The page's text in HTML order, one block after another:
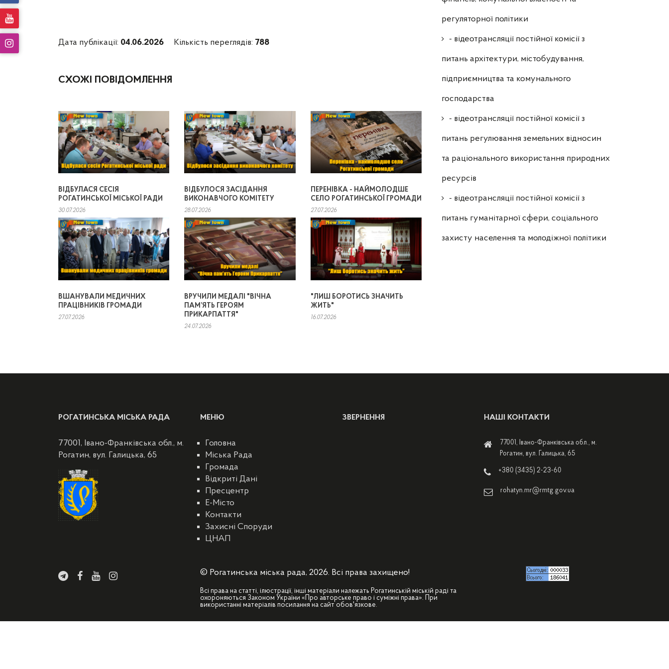
регуляторної політики
- відеотрансляції постійної комісії з
питань архітектури, містобудування,
підприємництва та комунального
господарства
- відеотрансляції постійної комісії з
питань регулювання земельних відносин
та раціонального використання природних
ресурсів
- відеотрансляції постійної комісії з
питань гуманітарної сфери, соціального
захисту населення та молодіжної політики
Дата публікації: 04.06.2026 Кількість переглядів: 788
СХОЖІ ПОВІДОМЛЕННЯ
ВІДБУЛАСЯ СЕСІЯ
РОГАТИНСЬКОЇ МІСЬКОЇ РАДИ
30.07.2026
ВІДБУЛОСЯ ЗАСІДАННЯ
ВИКОНАВЧОГО КОМІТЕТУ
28.07.2026
ПЕРЕНІВКА - НАЙМОЛОДШЕ
СЕЛО РОГАТИНСЬКОЇ ГРОМАДИ
27.07.2026
ВШАНУВАЛИ МЕДИЧНИХ
ПРАЦІВНИКІВ ГРОМАДИ
27.07.2026
ВРУЧИЛИ МЕДАЛІ "ВІЧНА
ПАМ’ЯТЬ ГЕРОЯМ
ПРИКАРПАТТЯ"
24.07.2026
"ЛИШ БОРОТИСЬ ЗНАЧИТЬ
ЖИТЬ"
16.07.2026
РОГАТИНСЬКА МІСЬКА РАДА
77001, Івано-Франківська обл., м.
Рогатин, вул. Галицька, 65
МЕНЮ
Головна
Міська Рада
Громада
Відкриті Дані
Пресцентр
E-Місто
Контакти
Захисні Споруди
ЦНАП
ЗВЕРНЕННЯ НАШІ КОНТАКТИ
77001, Івано-Франківська обл., м.
Рогатин, вул. Галицька, 65
+380 (3435) 2-23-60
rohatyn.mr@rmtg.gov.ua
© Рогатинська міська рада, 2026. Всі права захищено!
Всі права на статті, ілюстрації, інші матеріали належать Рогатинській міській раді та
охороняються Законом України «Про авторське право і суміжні права». При
використанні матеріалів посилання на сайт обов'язкове.